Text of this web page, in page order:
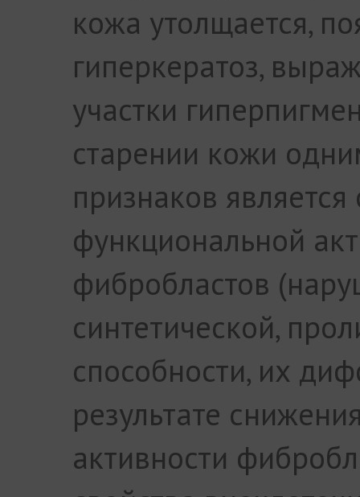
кожа утолщается,
гиперкератоз,
участки
старении кожи
признаков
функциональной
фибробластов
синтетической,
способности, их
результате
активности